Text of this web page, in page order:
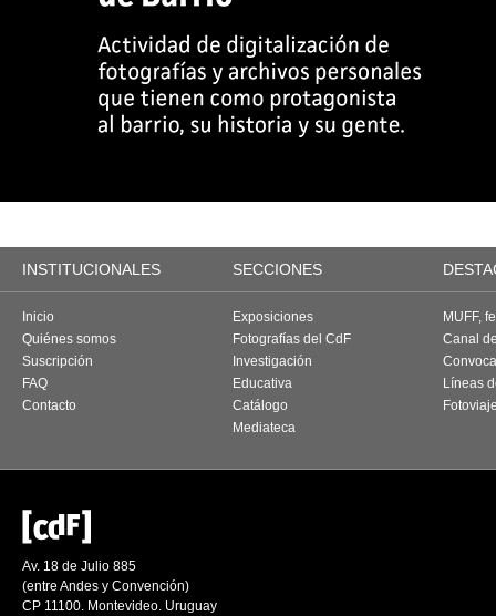
INSTITUCIONALES SECCIONES
Inicio
Quiénes somos
Suscripción
FAQ
Contacto
Exposiciones
Fotografías del CdF
Investigación
Educativa
Catálogo
Mediateca
MUFF,
Canal
Líneas
Av. 18 de Julio 885
(entre Andes y Convención)
CP 11100. Montevideo. Uruguay